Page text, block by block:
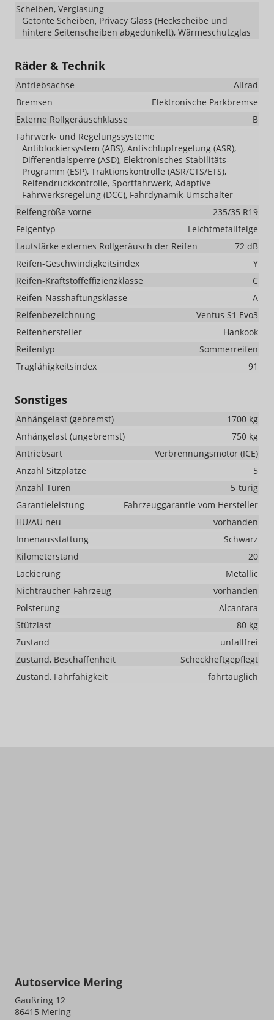
Scheiben, Verglasung
Getönte Scheiben, Privacy Glass (Heckscheibe und
hintere Seitenscheiben abgedunkelt), Wärmeschutzglas
Räder & Technik
Antriebsachse
Allrad
Bremsen
Elektronische Parkbremse
Externe Rollgeräuschklasse
B
Fahrwerk- und Regelungssysteme
Antiblockiersystem (ABS), Antischlupfregelung (ASR),
Differentialsperre (ASD), Elektronisches Stabilitäts-
Programm (ESP), Traktionskontrolle (ASR/CTS/ETS),
Reifendruckkontrolle, Sportfahrwerk, Adaptive
Fahrwerksregelung (DCC), Fahrdynamik-Umschalter
Reifengröße vorne
235/35 R19
Felgentyp
Leichtmetallfelge
Lautstärke externes Rollgeräusch der Reifen
72 dB
Reifen-Geschwindigkeitsindex
Y
Reifen-Kraftstoffeffizienzklasse
C
Reifen-Nasshaftungsklasse
A
Reifenbezeichnung
Ventus S1 Evo3
Reifenhersteller
Hankook
Reifentyp
Sommerreifen
Tragfähigkeitsindex
91
Sonstiges
Anhängelast (gebremst)
1700 kg
Anhängelast (ungebremst)
750 kg
Antriebsart
Verbrennungsmotor (ICE)
Anzahl Sitzplätze
5
Anzahl Türen
5-türig
Garantieleistung
Fahrzeuggarantie vom Hersteller
HU/AU neu
vorhanden
Innenausstattung
Schwarz
Kilometerstand
20
Lackierung
Metallic
Nichtraucher-Fahrzeug
vorhanden
Polsterung
Alcantara
Stützlast
80 kg
Zustand
unfallfrei
Zustand, Beschaffenheit
Scheckheftgepflegt
Zustand, Fahrfähigkeit
fahrtauglich
Autoservice Mering
Gaußring 12
86415 Mering